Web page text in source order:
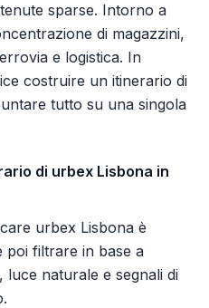
sparse. Intorno a
di magazzini,
e logistica. In
costruire un itinerario di
tutto su una singola
di urbex Lisbona in
urbex Lisbona è
poi filtrare in base a
luce naturale e segnali di